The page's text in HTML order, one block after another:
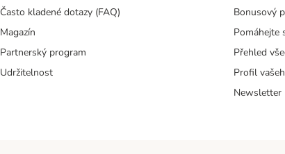
Často kladené dotazy (FAQ)
Magazín
Partnerský program
Udržitelnost
Bonusový
Pomáhejte
Přehled
Profil
Newsletter